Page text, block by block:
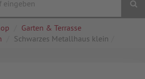
Garten & Terrasse
Schwarzes Metallhaus klein